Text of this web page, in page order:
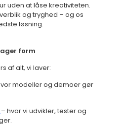
uden at låse kreativiteten.
og tryghed – og os
løsning.
form
af alt, vi laver:
modeller og demoer gør
– hvor vi udvikler, tester og